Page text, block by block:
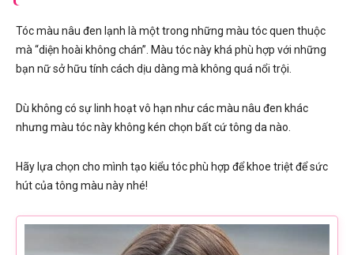
Tóc màu nâu đen lạnh là một trong những màu tóc quen thuộc
mà “diện hoài không chán”. Màu tóc này khá phù hợp với những
bạn nữ sở hữu tính cách dịu dàng mà không quá nổi trội.
Dù không có sự linh hoạt vô hạn như các màu nâu đen khác
nhưng màu tóc này không kén chọn bất cứ tông da nào.
Hãy lựa chọn cho mình tạo kiểu tóc phù hợp để khoe triệt để sức
hút của tông màu này nhé!